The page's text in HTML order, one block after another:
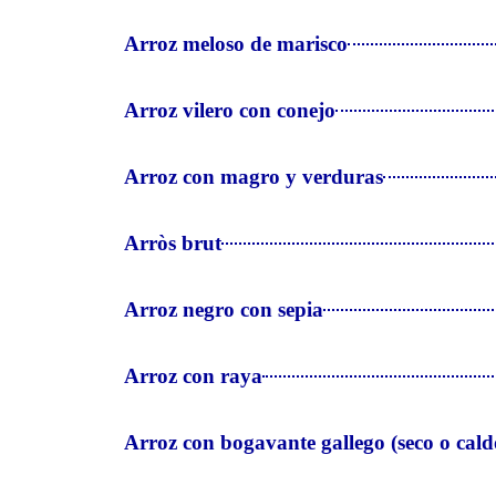
Arroz meloso de marisco
Arroz vilero con conejo
Arroz con magro y verduras
Arròs brut
Arroz negro con sepia
Arroz con raya
Arroz con bogavante gallego (seco o